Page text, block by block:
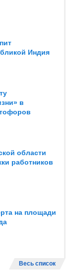
Индия
в
области
работников
на площади
Весь список